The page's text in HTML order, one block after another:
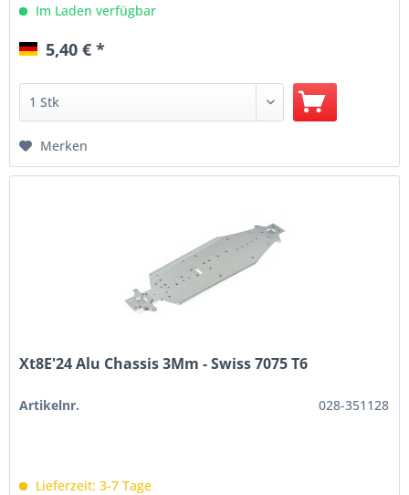
Im Laden verfügbar
5,40 € *
Merken
Xt8E'24 Alu Chassis 3Mm - Swiss 7075 T6
Artikelnr. 028-351128
Lieferzeit: 3-7 Tage